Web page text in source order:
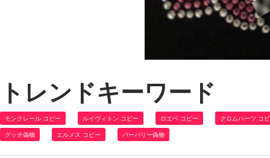
トレンドキーワード
モンクレール コピー ルイヴィトン コピー ロエベ コピー クロムハーツ コ
グッチ偽物 エルメス コピー バーバリー偽物